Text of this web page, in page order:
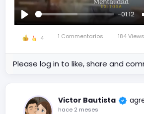
Reproducir
-01:12
4 1 Commentarios 184 Views
Please log in to like, share and
Victor Bautista
hace 2 meses